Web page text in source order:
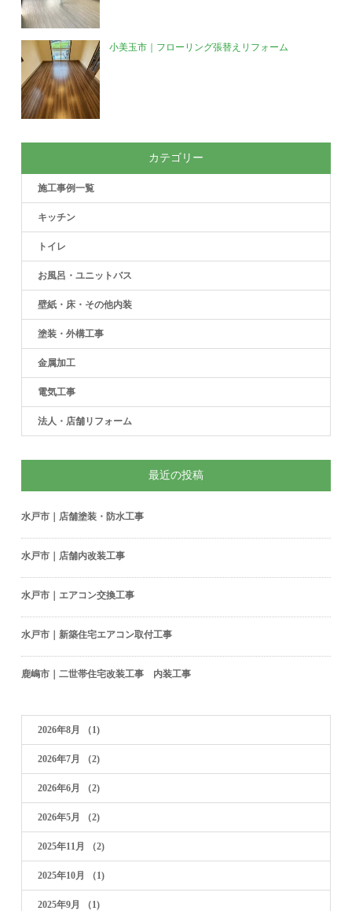
小美玉市｜フローリング張替えリフォーム
カテゴリー
施工事例一覧
キッチン
トイレ
お風呂・ユニットバス
壁紙・床・その他内装
塗装・外構工事
金属加工
電気工事
法人・店舗リフォーム
最近の投稿
水戸市｜店舗塗装・防水工事
水戸市｜店舗内改装工事
水戸市｜エアコン交換工事
水戸市｜新築住宅エアコン取付工事
鹿嶋市｜二世帯住宅改装工事 内装工事
2026年8月 （1)
2026年7月 （2)
2026年6月 （2)
2026年5月 （2)
2025年11月 （2)
2025年10月 （1)
2025年9月 （1)